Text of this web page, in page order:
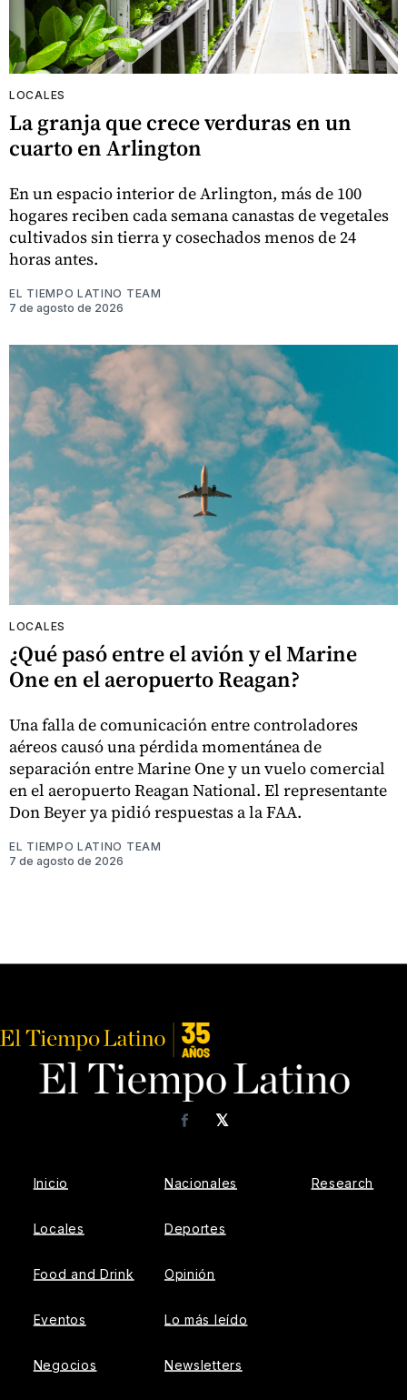
LOCALES
La granja que crece verduras en un
cuarto en Arlington
En un espacio interior de Arlington, más de 100
hogares reciben cada semana canastas de vegetales
cultivados sin tierra y cosechados menos de 24
horas antes.
EL TIEMPO LATINO TEAM
7 de agosto de 2026
LOCALES
¿Qué pasó entre el avión y el Marine
One en el aeropuerto Reagan?
Una falla de comunicación entre controladores
aéreos causó una pérdida momentánea de
separación entre Marine One y un vuelo comercial
en el aeropuerto Reagan National. El representante
Don Beyer ya pidió respuestas a la FAA.
EL TIEMPO LATINO TEAM
7 de agosto de 2026
𝕏
Facebook
Inicio
Locales
Food and Drink
Eventos
Negocios
Nacionales
Deportes
Opinión
Lo más leído
Newsletters
Research